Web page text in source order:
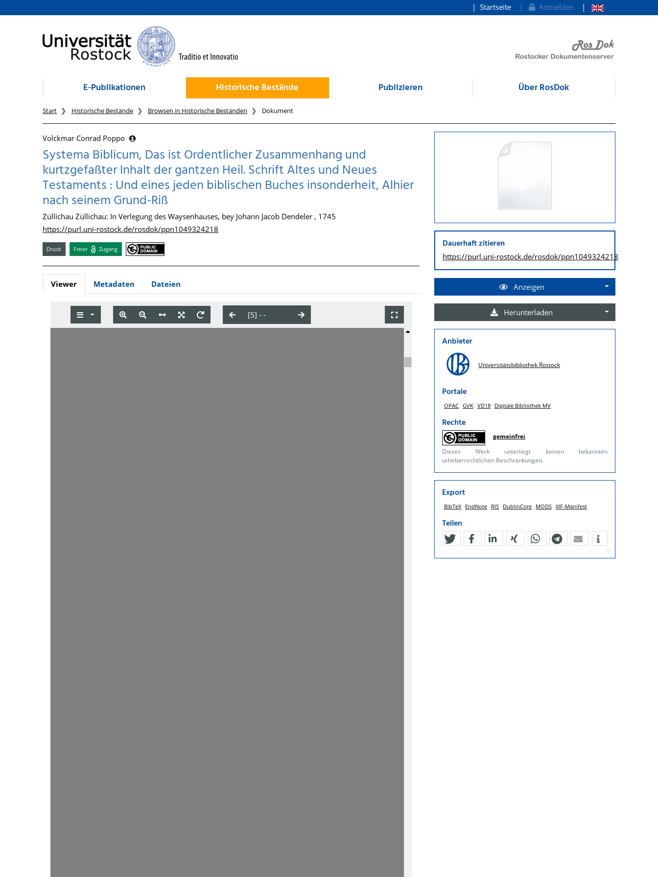
zum Inhalt
Startseite Anmelden
E-Publikationen Historische Bestände Publizieren Über RosDok
Start Historische Bestände Browsen in Historische Beständen Dokument
Volckmar Conrad Poppo
Systema Biblicum, Das ist Ordentlicher Zusammenhang und
kurtzgefaßter Inhalt der gantzen Heil. Schrift Altes und Neues
Testaments : Und eines jeden biblischen Buches insonderheit, Alhier
nach seinem Grund-Riß
Züllichau Züllichau: In Verlegung des Waysenhauses, bey Johann Jacob Dendeler , 1745
https://purl.uni-rostock.de/rosdok/ppn1049324218
Druck Freier Zugang
Viewer Metadaten Dateien
Dauerhaft zitieren
https://purl.uni-rostock.de/rosdok/ppn1049324218
Anzeigen
Herunterladen
Anbieter
Universitätsbibliothek Rostock
Portale
OPAC GVK VD18 Digitale Bibliothek MV
Rechte
gemeinfrei
Dieses Werk unterliegt keinen bekannten
urheberrechtlichen Beschränkungen.
Export
BibTeX EndNote RIS DublinCore MODS IIIF-Manifest
Teilen